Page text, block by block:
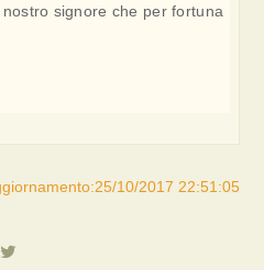
signore che per fortuna
10/2017 22:51:05